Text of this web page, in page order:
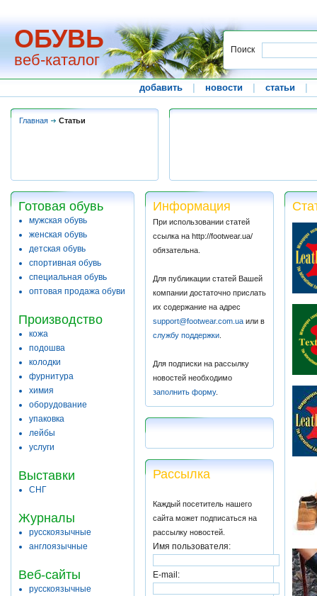
ОБУВЬ
веб-каталог
Поиск
добавить новости статьи
Главная Статьи
Готовая обувь
мужская обувь
женская обувь
детская обувь
спортивная обувь
специальная обувь
оптовая продажа обуви
Производство
кожа
подошва
колодки
фурнитура
химия
оборудование
упаковка
лейбы
услуги
Выставки
СНГ
Журналы
русскоязычные
англоязычные
Веб-сайты
русскоязычные
Информация
При использовании статей
ссылка на http://footwear.ua/
обязательна.
Для публикации статей Вашей
компании достаточно прислать
их содержание на адрес
support@footwear.com.ua или в
службу поддержки
Для подписки на рассылку
новостей необходимо
заполнить форму.
Рассылка
Каждый посетитель нашего
сайта может подписаться на
рассылку новостей.
Имя пользователя:
E-mail: